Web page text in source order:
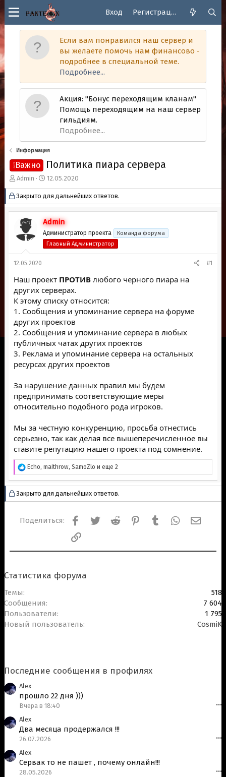
Вход Регистрация
Если вам понравился наш сервер и
вы желаете помочь нам финансово -
подробнее в специальной теме.
Подробнее...
Акция: "Бонус переходящим кланам"
Помощь переходящим на наш сервер
гильдиям.
Подробнее...
Информация
❕Важно Политика пиара сервера
А
в
т
о
р
м
Admin
Д
а
т
а
н
а
ч
а
л
12.05.2020
Закрыто для дальнейших ответов.
Admin
Администратор проекта
Команда форума
Главный Администратор
12.05.2020 #1
Наш проект ПРОТИВлюбого черного пиара на
других серверах.
К этому списку относится:
1. Сообщения и упоминание сервера на форуме
других проектов
2. Сообщения и упоминание сервера в любых
публичных чатах других проектов
3. Реклама и упоминание сервера на остальных
ресурсах других проектов
За нарушение данных правил мы будем
предпринимать соответствующие меры
относительно подобного рода игроков.
Мы за честную конкуренцию, просьба отнестись
серьезно, так как делая все вышеперечисленное вы
ставите репутацию нашего проекта под сомнение.
Р
е
а
к
ц
:
Echo, maithrow, SamoZlo и еще 2
Закрыто для дальнейших ответов.
Поделиться: Facebook
TwitterReddit PinterestTumblrWhatsApp
Ссылка
Статистика форума
Темы
518
Сообщения
7 604
Пользователи
1 795
Новый пользователь
CosmiK
Последние сообщения в профилях
Alex
прошло 22 дня )))
Вчера в 18:40 •••
Alex
Два месяца продержался !!!
26.07.2026 •••
Alex
Сервак то не пашет , почему онлайн!!!
28.05.2026 •••